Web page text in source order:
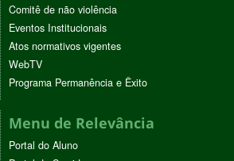
Comitê de não violência
Eventos Institucionais
Atos normativos vigentes
WebTV
Programa Permanência e Êxito
Menu de Relevância
Portal do Aluno